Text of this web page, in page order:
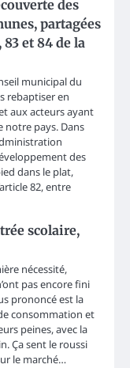
des
partagées
83 et 84 de la
municipal du
rebaptiser en
aux acteurs ayant
notre pays. Dans
des
dans le plat,
82, entre
scolaire,
nécessité,
pas encore fini
prononcé est la
consommation et
peines, avec la
Ça sent le roussi
le marché…